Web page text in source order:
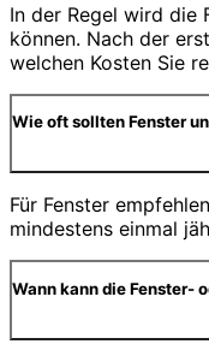
In der Regel wird die
können. Nach der
welchen Kosten Sie
Wie oft sollten Fenster
Für Fenster
mindestens einmal
Wann kann die Fenster-